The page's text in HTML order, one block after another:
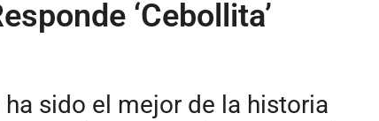
‘Cebollita’
sido el mejor de la historia